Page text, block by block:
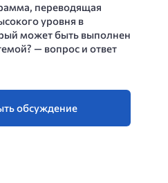
переводящая
уровня в
может быть выполнен
— вопрос и ответ
обсуждение